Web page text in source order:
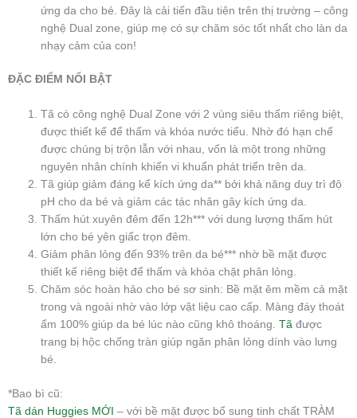
ứng da cho bé. Đây là cải tiến đầu tiên trên thị trường – công
nghệ Dual zone, giúp mẹ có sự chăm sóc tốt nhất cho làn da
nhạy cảm của con!
ĐẶC ĐIỂM NỔI BẬT
Tã có công nghệ Dual Zone với 2 vùng siêu thấm riêng biệt,
được thiết kế để thấm và khóa nước tiểu. Nhờ đó hạn chế
được chúng bị trộn lẫn với nhau, vốn là một trong những
nguyên nhân chính khiến vi khuẩn phát triển trên da.
Tã giúp giảm đáng kể kích ứng da** bởi khả năng duy trì độ
pH cho da bé và giảm các tác nhân gây kích ứng da.
Thấm hút xuyên đêm đến 12h*** với dung lượng thấm hút
lớn cho bé yên giấc trọn đêm.
Giảm phân lỏng đến 93% trên da bé*** nhờ bề mặt được
thiết kế riêng biệt để thấm và khóa chặt phân lỏng.
Chăm sóc hoàn hảo cho bé sơ sinh: Bề mặt êm mềm cả mặt
trong và ngoài nhờ vào lớp vật liệu cao cấp. Màng đáy thoát
ẩm 100% giúp da bé lúc nào cũng khô thoáng.Tã được
trang bị hộc chống tràn giúp ngăn phân lỏng dính vào lưng
bé.
*Bao bì cũ:
Tã dán Huggies MỚI – với bề mặt được bổ sung tinh chất TRÀM